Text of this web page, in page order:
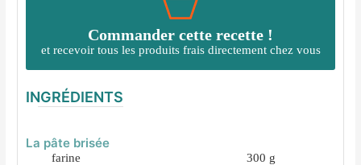
Commander cette recette !
et recevoir tous les produits frais directement chez vous
INGRÉDIENTS
La pâte brisée
farine 300 g